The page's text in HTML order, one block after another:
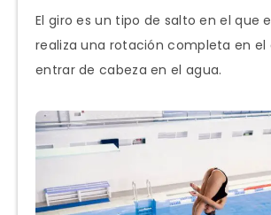
El giro es un tipo de salto en el que
realiza una rotación completa en el
entrar de cabeza en el agua.